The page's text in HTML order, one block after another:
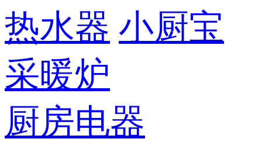
热水器 小厨宝
采暖炉
厨房电器